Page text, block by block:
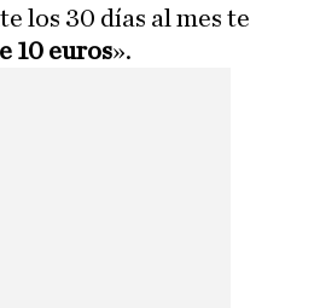
los 30 días al mes te
10 euros».